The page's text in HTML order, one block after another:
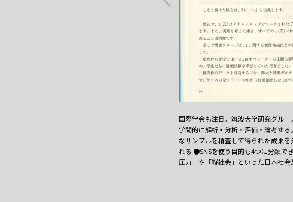
国際学会も注目。筑波大学研究グルー
学問的に解析・分析・評価・論考す
なサンプルを精査して得られた成果
れる ●SNSを使う目的も4つに分類で
圧力」や「縦社会」といった日本社